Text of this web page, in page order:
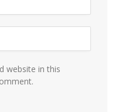
website in this